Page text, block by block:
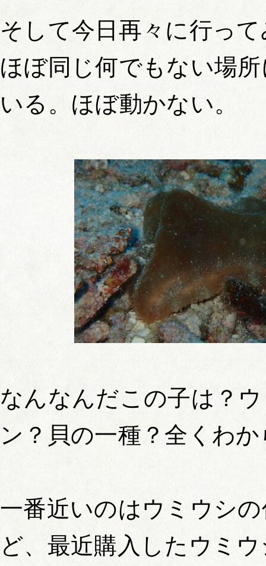
そして今日再々に行っ
ほぼ同じ何でもない場
いる。ほぼ動かない。
なんなんだこの子は？
ン？貝の一種？全くわ
一番近いのはウミウシ
ど、最近購入したウミ